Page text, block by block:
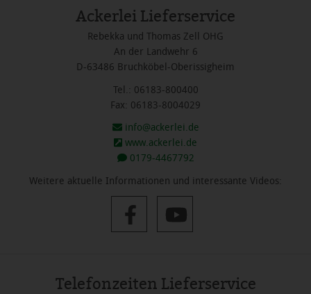
Ackerlei Lieferservice
Rebekka und Thomas Zell OHG
An der Landwehr 6
D-63486 Bruchköbel-Oberissigheim
Tel.: 06183-800400
Fax: 06183-8004029
info@ackerlei.de
www.ackerlei.de
0179-4467792
Weitere aktuelle Informationen und interessante Videos:
Telefonzeiten Lieferservice